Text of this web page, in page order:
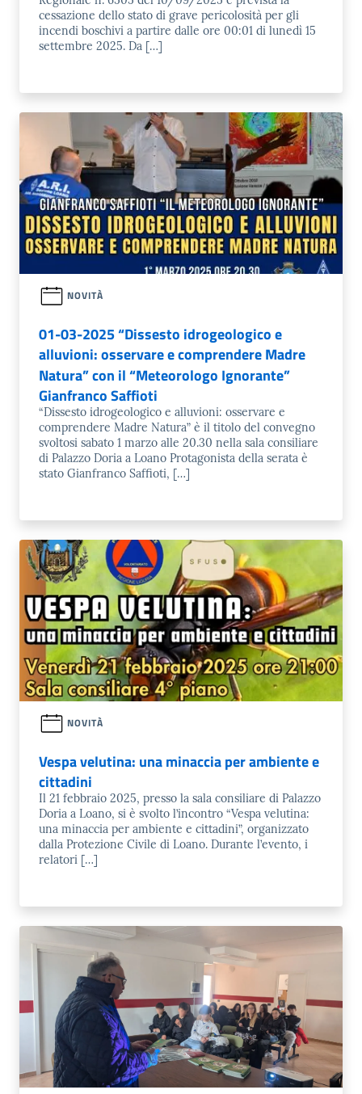
cessazione dello stato di grave pericolosità per gli
incendi boschivi a partire dalle ore 00:01 di lunedì 15
settembre 2025. Da […]
NOVITÀ
01-03-2025 “Dissesto idrogeologico e
alluvioni: osservare e comprendere Madre
Natura” con il “Meteorologo Ignorante”
Gianfranco Saffioti
“Dissesto idrogeologico e alluvioni: osservare e
comprendere Madre Natura” è il titolo del convegno
svoltosi sabato 1 marzo alle 20.30 nella sala consiliare
di Palazzo Doria a Loano Protagonista della serata è
stato Gianfranco Saffioti, […]
NOVITÀ
Vespa velutina: una minaccia per ambiente e
cittadini
Il 21 febbraio 2025, presso la sala consiliare di Palazzo
Doria a Loano, si è svolto l’incontro “Vespa velutina:
una minaccia per ambiente e cittadini”, organizzato
dalla Protezione Civile di Loano. Durante l’evento, i
relatori […]